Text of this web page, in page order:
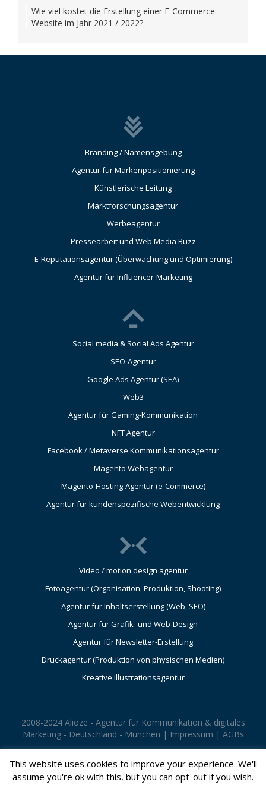
Wie viel kostet die Erstellung einer E-Commerce-
Website im Jahr 2021 / 2022?
Branding / Namensgebung
Agentur für Markenpositionierung
Künstlerische Leitung
Marktforschungsagentur
Werbeagentur
Pressearbeit und Web Media Buzz
E-Reputationsagentur (Überwachung und Optimierung)
Agentur für Influencer-Marketing
Social media & Social Ads Agentur
SEO-Agentur
Google Ads Agentur (SEA)
Web3
Agentur für Gaming-Kommunikation
NFT Agentur
Facebook / Metaverse Kommunikationsagentur
Magento Webagentur
Magento-Hosting-Agentur (e-Commerce)
Agentur für kundenspezifische Webentwicklung
Video / motion design agentur
Fotoagentur (Organisation, Produktion, Shooting)
Agentur für Inhaltserstellung (Web, SEO)
Agentur für Grafik- und Web-Design
Agentur für Newsletter-Erstellung
Druckagentur (Produktion von physischen Medien)
Kreative Illustrationsagentur
2008-2024 Alioze - Agentur für Kommunikation & digitales
Marketing - Deutschland - München | Impressum | AGBs
This website uses cookies to improve your experience. We'll
assume you're ok with this, but you can opt-out if you wish.